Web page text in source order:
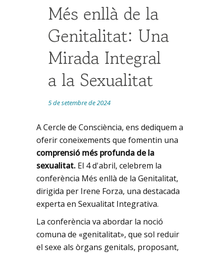
Més enllà de la
Genitalitat: Una
Mirada Integral
a la Sexualitat
5 de setembre de 2024
A Cercle de Consciència, ens dediquem a
oferir coneixements que fomentin una
comprensió més profunda de la
sexualitat. El 4 d'abril, celebrem la
conferència Més enllà de la Genitalitat,
dirigida per Irene Forza, una destacada
experta en Sexualitat Integrativa.
La conferència va abordar la noció
comuna de «genitalitat», que sol reduir
el sexe als òrgans genitals, proposant,